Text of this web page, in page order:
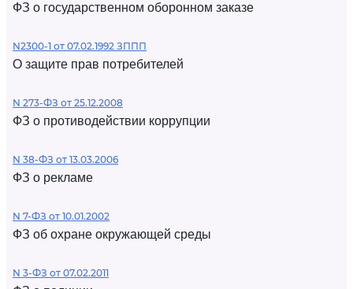
ФЗ о государственном оборонном заказе
N2300-1 от 07.02.1992 ЗППП
О защите прав потребителей
N 273-ФЗ от 25.12.2008
ФЗ о противодействии коррупции
N 38-ФЗ от 13.03.2006
ФЗ о рекламе
N 7-ФЗ от 10.01.2002
ФЗ об охране окружающей среды
N 3-ФЗ от 07.02.2011